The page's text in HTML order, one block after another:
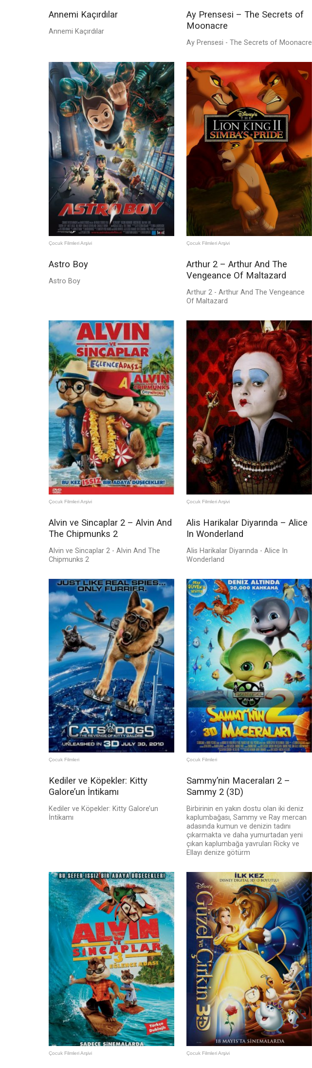
Annemi Kaçırdılar
Annemi Kaçırdılar
Ay Prensesi – The Secrets of
Moonacre
Ay Prensesi - The Secrets of Moonacre
Çocuk Filmleri Arşivi
Astro Boy
Astro Boy
Çocuk Filmleri Arşivi
Arthur 2 – Arthur And The
Vengeance Of Maltazard
Arthur 2 - Arthur And The Vengeance
Of Maltazard
Çocuk Filmleri Arşivi
Alvin ve Sincaplar 2 – Alvin And
The Chipmunks 2
Alvin ve Sincaplar 2 - Alvin And The
Chipmunks 2
Çocuk Filmleri Arşivi
Alis Harikalar Diyarında – Alice
In Wonderland
Alis Harikalar Diyarında - Alice In
Wonderland
Çocuk Filmleri
Kediler ve Köpekler: Kitty
Galore’un İntikamı
Kediler ve Köpekler: Kitty Galore’un
İntikamı
Çocuk Filmleri
Sammy’nin Maceraları 2 –
Sammy 2 (3D)
Birbirinin en yakın dostu olan iki deniz
kaplumbağası, Sammy ve Ray mercan
adasında kumun ve denizin tadını
çıkarmakta ve daha yumurtadan yeni
çıkan kaplumbağa yavruları Ricky ve
Ellayı denize götürm
Çocuk Filmleri Arşivi Çocuk Filmleri Arşivi